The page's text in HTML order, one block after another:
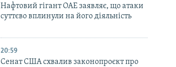
Нафтовий гігант ОАЕ заявляє, що атаки
суттєво вплинули на його діяльність
20:59
Cенат США схвалив законопроєкт про